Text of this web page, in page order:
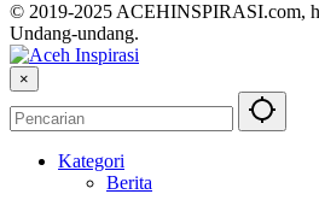
© 2019-2025 ACEHINSPIRASI.com,
Undang-undang.
×
Kategori
Berita